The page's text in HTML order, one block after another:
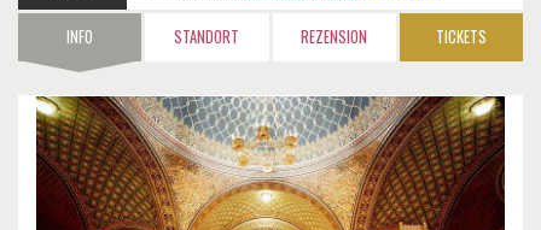
INFO STANDORT REZENSION TICKETS